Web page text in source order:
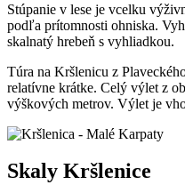
Stúpanie v lese je vcelku
podľa prítomnosti ohniska.
skalnatý hrebeň s vyhliadkou.
Túra na Kršlenicu z
relatívne krátke. Celý výlet z
výškových metrov. Výlet je
Skaly Kršlenice